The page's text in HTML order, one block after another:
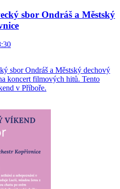
sbor Ondráš a Městský
sbor Ondráš a Městský dechový
koncert filmových hitů. Tento
v Příboře.